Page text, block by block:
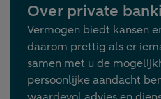
Over private
Vermogen biedt kansen
daarom prettig als er
samen met u de
persoonlijke aandacht